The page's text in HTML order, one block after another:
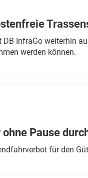
InfraGo weiterhin
werden können.
Pause
für den